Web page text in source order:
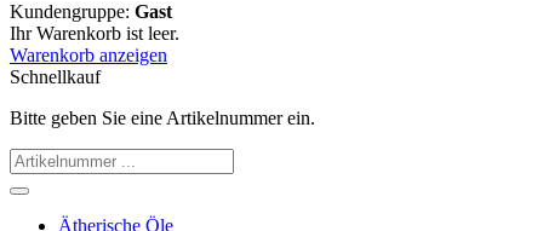
Kundengruppe: Gast
Ihr Warenkorb ist leer.
Warenkorb anzeigen
Schnellkauf
Bitte geben Sie eine Artikelnummer ein.
Ätherische Öle